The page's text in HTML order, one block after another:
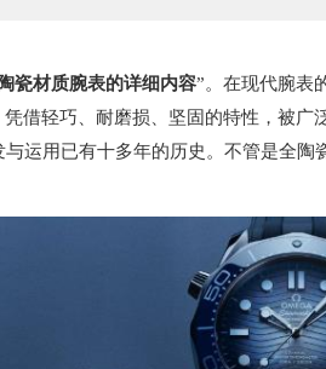
瓷材质腕表的详细内容”。在现代腕表
借轻巧、耐磨损、坚固的特性，被
运用已有十多年的历史。不管是全